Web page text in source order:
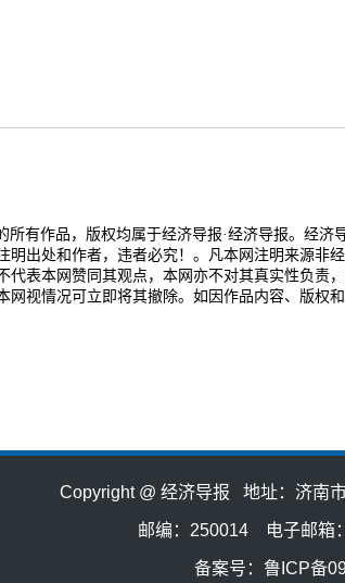
所有作品，版权均属于经济导报·经济导报。经济
出处和作者，违者必究！。凡本网注明来源非
表本网赞同其观点，本网亦不对其真实性负责
视情况可立即将其撤除。如因作品内容、版权
Copyright @ 经济导报 地址：济南
邮编：250014 电子邮箱
备案号：鲁ICP备